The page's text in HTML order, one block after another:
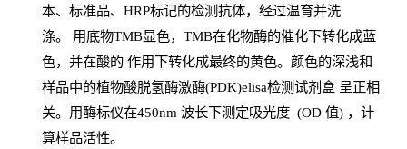
本、标准品、 HRP标记的检测抗体，经过温育并洗
涤。 用底物TMB显色， TMB在化物酶的催化下转化成蓝
色，并在酸的 作用下转化成最终的黄色。颜色的深浅和
样品中的植物酸脱氢酶激酶(PDK)elisa检测试剂盒呈正相
关。用酶标仪在450nm 波长下测定吸光度 (OD 值) ，计
算样品活性。